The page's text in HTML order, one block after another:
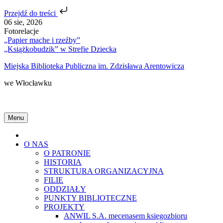
Przejdź do treści
Skip
to
content
06 sie, 2026
Fotorelacje
„Papier mache i rzeźby”
„Książkobudzik” w Strefie Dziecka
Miejska Biblioteka Publiczna im. Zdzisława Arentowicza
we Włocławku
Menu
O NAS
O PATRONIE
HISTORIA
STRUKTURA ORGANIZACYJNA
FILIE
ODDZIAŁY
PUNKTY BIBLIOTECZNE
PROJEKTY
ANWIL S.A. mecenasem księgozbioru